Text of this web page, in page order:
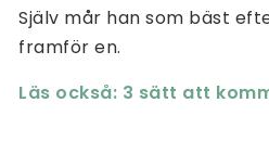
Själv mår han som bäst
framför en.
Läs också: 3 sätt att